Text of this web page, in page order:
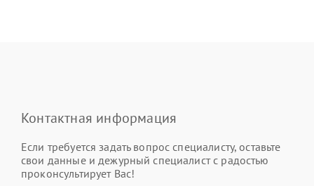
Контактная информация
Если требуется задать вопрос специалисту, оставьте
свои данные и дежурный специалист с радостью
проконсультирует Вас!